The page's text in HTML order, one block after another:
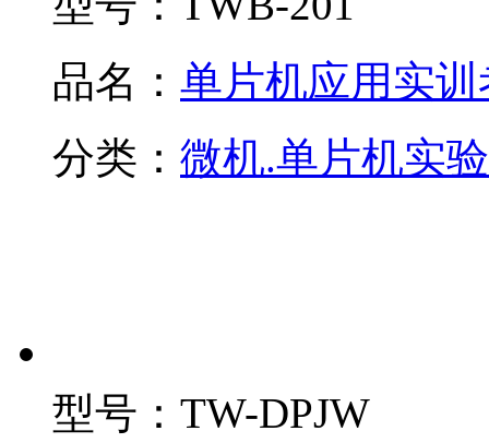
品名： 单片机应用实
分类： 微机.单片机实
型号： TW-DPJW